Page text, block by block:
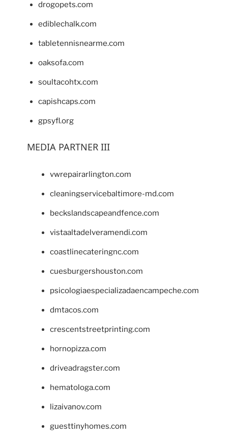
drogopets.com
ediblechalk.com
tabletennisnearme.com
oaksofa.com
soultacohtx.com
capishcaps.com
gpsyfl.org
MEDIA PARTNER III
vwrepairarlington.com
cleaningservicebaltimore-md.com
beckslandscapeandfence.com
vistaaltadelveramendi.com
coastlinecateringnc.com
cuesburgershouston.com
psicologiaespecializadaencampeche.com
dmtacos.com
crescentstreetprinting.com
hornopizza.com
driveadragster.com
hematologa.com
lizaivanov.com
guesttinyhomes.com